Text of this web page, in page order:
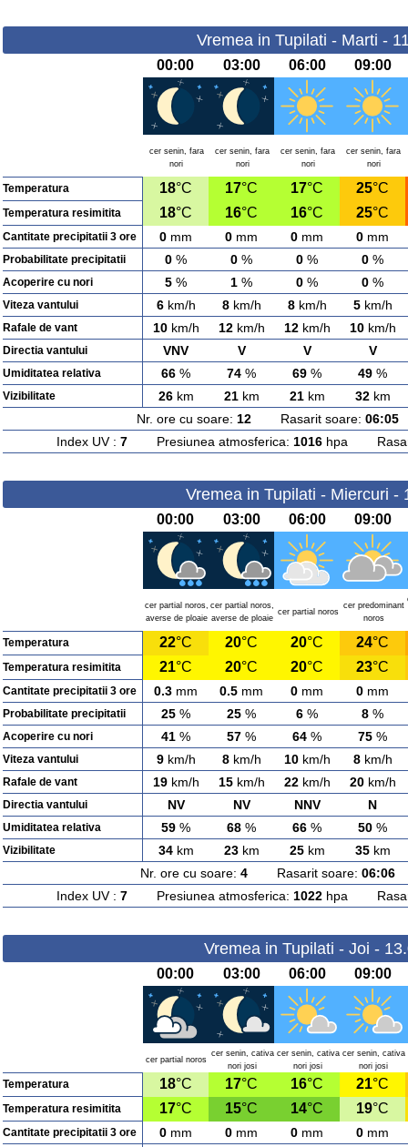
Vremea in Tupilati - Marti -
00:00 03:00 06:00 09:00
cer senin, fara
nori
cer senin, fara
nori
cer senin, fara
nori
cer senin, fara
nori
Temperatura 18°C 17°C 17°C 25°C
Temperatura resimitita 18°C 16°C 16°C 25°C
Cantitate precipitatii 3 ore 0 mm 0 mm 0 mm 0 mm
Probabilitate precipitatii 0 % 0 % 0 % 0 %
Acoperire cu nori 5 % 1 % 0 % 0 %
Viteza vantului 6km/h 8km/h 8km/h 5km/h
Rafale de vant 10km/h 12km/h 12km/h 10km/h
Directia vantului VNV V V V
Umiditatea relativa 66 % 74 % 69 % 49 %
Vizibilitate 26km 21km 21km 32km
Nr. ore cu soare: 12Rasarit soare: 06:05
Index UV : 7Presiunea atmosferica: 1016hpa
Vremea in Tupilati - Miercuri -
00:00 03:00 06:00 09:00
cer partial noros,
averse de ploaie
cer partial noros,
averse de ploaie
cer partial noros
cer predominant
noros
Temperatura 22°C 20°C 20°C 24°C
Temperatura resimitita 21°C 20°C 20°C 23°C
Cantitate precipitatii 3 ore 0.3 mm 0.5 mm 0 mm 0 mm
Probabilitate precipitatii 25 % 25 % 6 % 8 %
Acoperire cu nori 41 % 57 % 64 % 75 %
Viteza vantului 9km/h 8km/h 10km/h 8km/h
Rafale de vant 19km/h 15km/h 22km/h 20km/h
Directia vantului NV NV NNV N
Umiditatea relativa 59 % 68 % 66 % 50 %
Vizibilitate 34km 23km 25km 35km
Nr. ore cu soare: 4Rasarit soare: 06:06
Index UV : 7Presiunea atmosferica: 1022hpa
Vremea in Tupilati - Joi -
00:00 03:00 06:00 09:00
cer partial noros
cer senin, cativa
nori josi
cer senin, cativa
nori josi
cer senin, cativa
nori josi
Temperatura 18°C 17°C 16°C 21°C
Temperatura resimitita 17°C 15°C 14°C 19°C
Cantitate precipitatii 3 ore 0 mm 0 mm 0 mm 0 mm